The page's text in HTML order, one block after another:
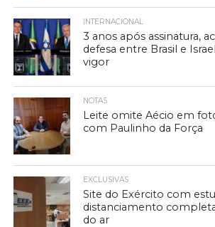
INTERNACIONAL
3 anos após assinatura,
defesa entre Brasil e
vigor
NOTAS
Leite omite Aécio em
com Paulinho da Força
EXCLUSIVAS
Site do Exército com
distanciamento
do ar